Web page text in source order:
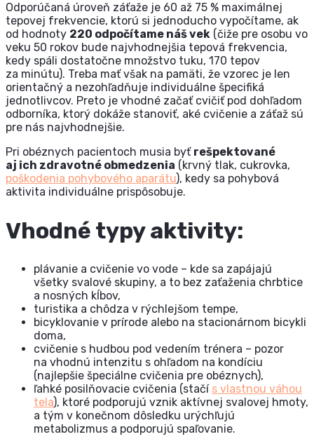
Odporúčaná úroveň záťaže je 60 až 75 % maximálnej
tepovej frekvencie, ktorú si jednoducho vypočítame, ak
od hodnoty 220 odpočítame náš vek (čiže pre osobu vo
veku 50 rokov bude najvhodnejšia tepová frekvencia,
kedy spáli dostatočne množstvo tuku, 170 tepov
za minútu). Treba mať však na pamäti, že vzorec je len
orientačný a nezohľadňuje individuálne špecifiká
jednotlivcov. Preto je vhodné začať cvičiť pod dohľadom
odborníka, ktorý dokáže stanoviť, aké cvičenie a záťaž sú
pre nás najvhodnejšie.
Pri obéznych pacientoch musia byť rešpektované
aj ich zdravotné obmedzenia (krvný tlak, cukrovka,
poškodenia pohybového aparátu), kedy sa pohybová
aktivita individuálne prispôsobuje.
Vhodné typy aktivity:
plávanie a cvičenie vo vode – kde sa zapájajú
všetky svalové skupiny, a to bez zaťaženia chrbtice
a nosných kĺbov,
turistika a chôdza v rýchlejšom tempe,
bicyklovanie v prírode alebo na stacionárnom bicykli
doma,
cvičenie s hudbou pod vedením trénera – pozor
na vhodnú intenzitu s ohľadom na kondíciu
(najlepšie špeciálne cvičenia pre obéznych),
ľahké posilňovacie cvičenia (stačí s vlastnou váhou
tela), ktoré podporujú vznik aktívnej svalovej hmoty,
a tým v konečnom dôsledku urýchľujú
metabolizmus a podporujú spaľovanie.